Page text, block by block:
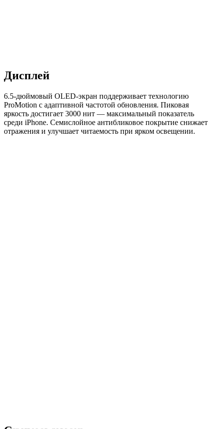
Дисплей
6.5-дюймовый OLED-экран поддерживает технологию
ProMotion с адаптивной частотой обновления. Пиковая
яркость достигает 3000 нит — максимальный показатель
среди iPhone. Семислойное антибликовое покрытие снижает
отражения и улучшает читаемость при ярком освещении.